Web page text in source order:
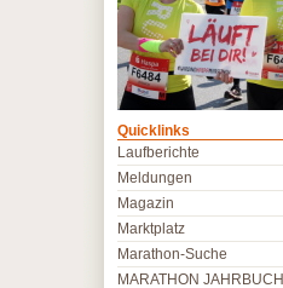
Quicklinks
Laufberichte
Meldungen
Magazin
Marktplatz
Marathon-Suche
MARATHON JAHRBUCH